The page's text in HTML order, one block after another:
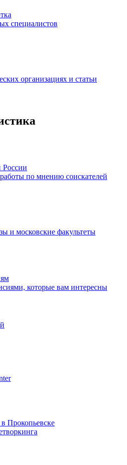
специалистов
организациях и статьи
России
по мнению соискателей
и московские факультеты
которые вам интересны
Прокопьевске